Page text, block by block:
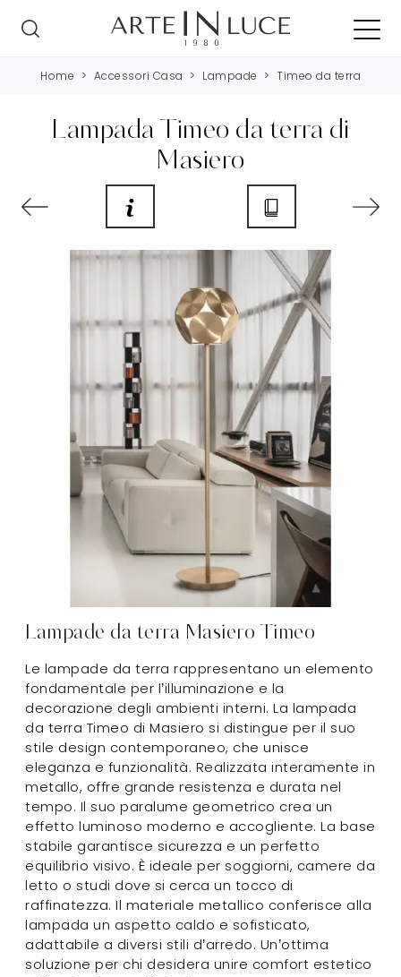
Home > Accessori Casa > Lampade > Timeo da terra
Lampada Timeo da terra di
Masiero
Lampade da terra Masiero Timeo
Le lampade da terra rappresentano un elemento
fondamentale per l’illuminazione e la
decorazione degli ambienti interni. La lampada
da terra Timeo di Masiero si distingue per il suo
stile design contemporaneo, che unisce
eleganza e funzionalità. Realizzata interamente in
metallo, offre grande resistenza e durata nel
tempo. Il suo paralume geometrico crea un
effetto luminoso moderno e accogliente. La base
stabile garantisce sicurezza e un perfetto
equilibrio visivo. È ideale per soggiorni, camere da
letto o studi dove si cerca un tocco di
raffinatezza. Il materiale metallico conferisce alla
lampada un aspetto caldo e sofisticato,
adattabile a diversi stili d’arredo. Un’ottima
soluzione per chi desidera unire comfort estetico